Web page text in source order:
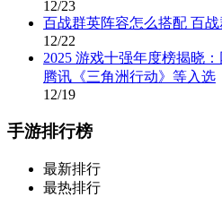
12/23
百战群英阵容怎么搭配 百
12/22
2025 游戏十强年度榜揭晓
腾讯《三角洲行动》等入选
12/19
手游排行榜
最新排行
最热排行